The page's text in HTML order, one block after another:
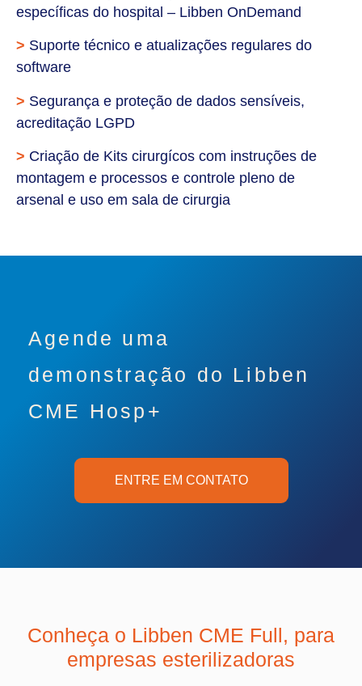
específicas do hospital – Libben OnDemand
> Suporte técnico e atualizações regulares do
software
> Segurança e proteção de dados sensíveis,
acreditação LGPD
> Criação de Kits cirurgícos com instruções de
montagem e processos e controle pleno de
arsenal e uso em sala de cirurgia
Agende uma
demonstração do Libben
CME Hosp+
ENTRE EM CONTATO
Conheça o Libben CME Full, para
empresas esterilizadoras